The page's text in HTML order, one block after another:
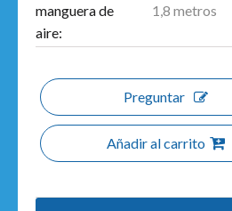
manguera de
aire:
1,8 metros
Preguntar
Añadir al carrito